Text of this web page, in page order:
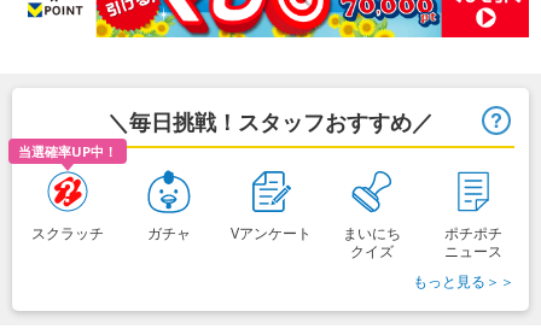
＼毎日挑戦！スタッフおすすめ／
当選確率UP中！
スクラッチ ガチャ Vアンケート
まいにち
クイズ
ポチポチ
ニュース
もっと見る＞＞